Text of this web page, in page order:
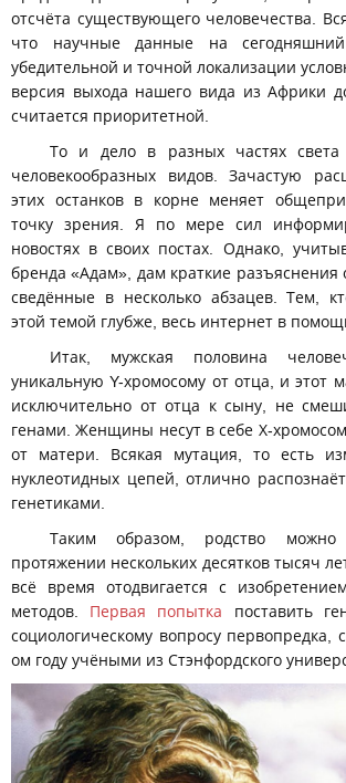
отсчёта существующего человечества.
что научные данные на
убедительной и точной локализации
версия выхода нашего вида из Африки
считается приоритетной.
То и дело в разных частях света
человекообразных видов. Зачастую
этих останков в корне меняет
точку зрения. Я по мере сил
новостях в своих постах. Однако,
бренда «Адам», дам краткие разъяснения
сведённые в несколько абзацев. Тем,
этой темой глубже, весь интернет в
Итак, мужская половина
уникальную Y-хромосому от отца, и этот
исключительно от отца к сыну, не
генами. Женщины несут в себе Х-
от матери. Всякая мутация, то есть
нуклеотидных цепей, отлично
генетиками.
Таким образом, родство можно
протяжении нескольких десятков тысяч
всё время отодвигается с
методов. Первая попытка поставить
социологическому вопросу первопредка,
ом году учёными из Стэнфордского